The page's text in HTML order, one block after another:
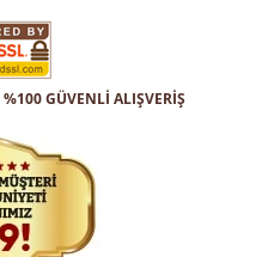
%100 GÜVENLİ ALIŞVERİŞ